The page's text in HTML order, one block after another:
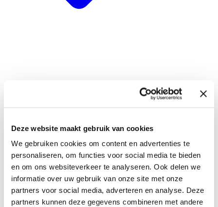
Deze website maakt gebruik van cookies
We gebruiken cookies om content en advertenties te
personaliseren, om functies voor social media te bieden
en om ons websiteverkeer te analyseren. Ook delen we
informatie over uw gebruik van onze site met onze
partners voor social media, adverteren en analyse. Deze
partners kunnen deze gegevens combineren met andere
Acceptatieproces
Nieuws
FAQ
Contact